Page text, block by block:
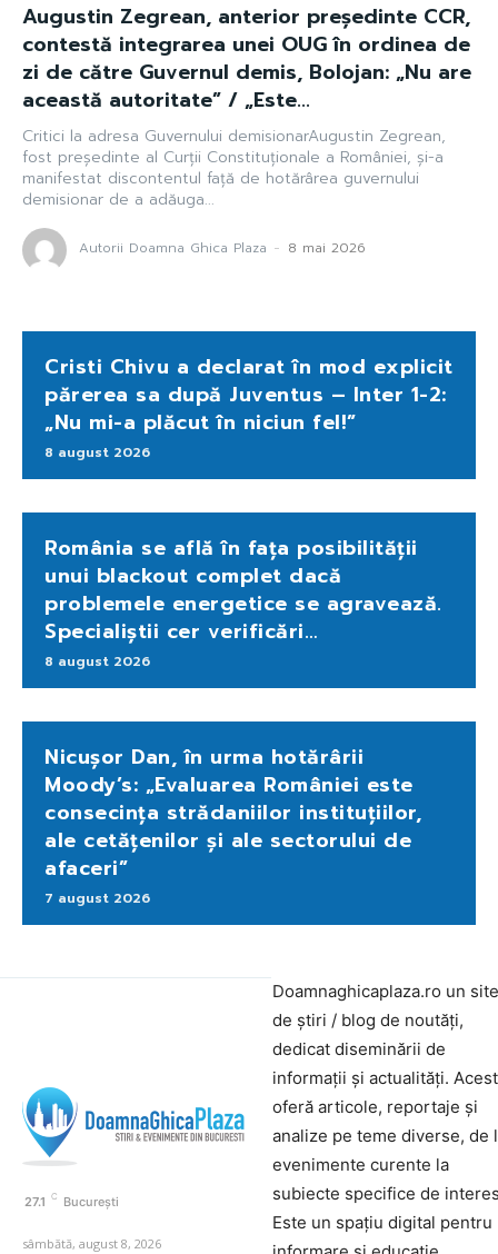
Augustin Zegrean, anterior președinte CCR,
contestă integrarea unei OUG în ordinea de
zi de către Guvernul demis, Bolojan: „Nu are
această autoritate” / „Este...
Critici la adresa Guvernului demisionarAugustin Zegrean,
fost președinte al Curții Constituționale a României, și-a
manifestat discontentul față de hotărârea guvernului
demisionar de a adăuga...
Autorii Doamna Ghica Plaza - 8 mai 2026
Cristi Chivu a declarat în mod explicit
părerea sa după Juventus – Inter 1-2:
„Nu mi-a plăcut în niciun fel!”
8 august 2026
România se află în fața posibilității
unui blackout complet dacă
problemele energetice se agravează.
Specialiștii cer verificări…
8 august 2026
Nicușor Dan, în urma hotărârii
Moody’s: „Evaluarea României este
consecința strădaniilor instituțiilor,
ale cetățenilor și ale sectorului de
afaceri”
7 august 2026
27.1 C București
sâmbătă, august 8, 2026
Doamnaghicaplaza.ro un site
de știri / blog de noutăți,
dedicat diseminării de
informații și actualități.
oferă articole, reportaje și
analize pe teme diverse, de
evenimente curente la
subiecte specifice de
Este un spațiu digital pentru